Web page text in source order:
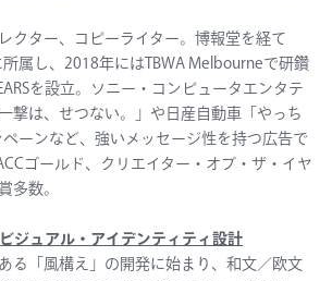
クター、コピーライター。博報堂を経て
所属し、2018年にはTBWA Melbourneで研鑽
を設立。ソニー・コンピュータエンタテ
撃は、せつない。」や日産自動車「やっち
ペーンなど、強いメッセージ性を持つ広告で
ゴールド、クリエイター・オブ・ザ・イヤ
多数。
ジュアル・アイデンティティ設計
る「風構え」の開発に始まり、和文／欧文